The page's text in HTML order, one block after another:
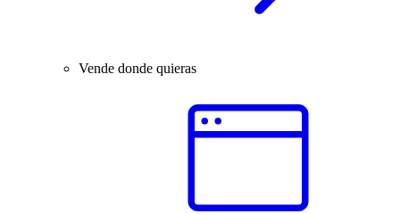
Vende donde quieras